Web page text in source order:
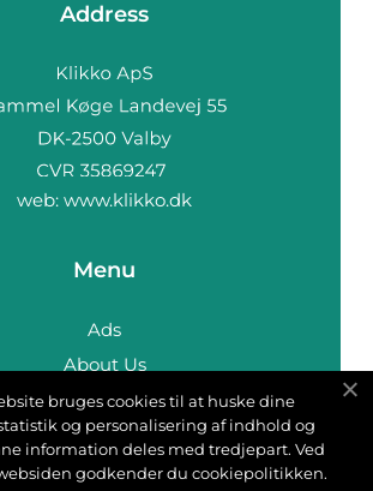
Address
web: www.klikko.dk
Menu
Ads
About Us
Cookies
Contact
Sitemap
bruges cookies til at huske dine
og personalisering af indhold og
information deles med tredjepart. Ved
godkender du cookiepolitikken.